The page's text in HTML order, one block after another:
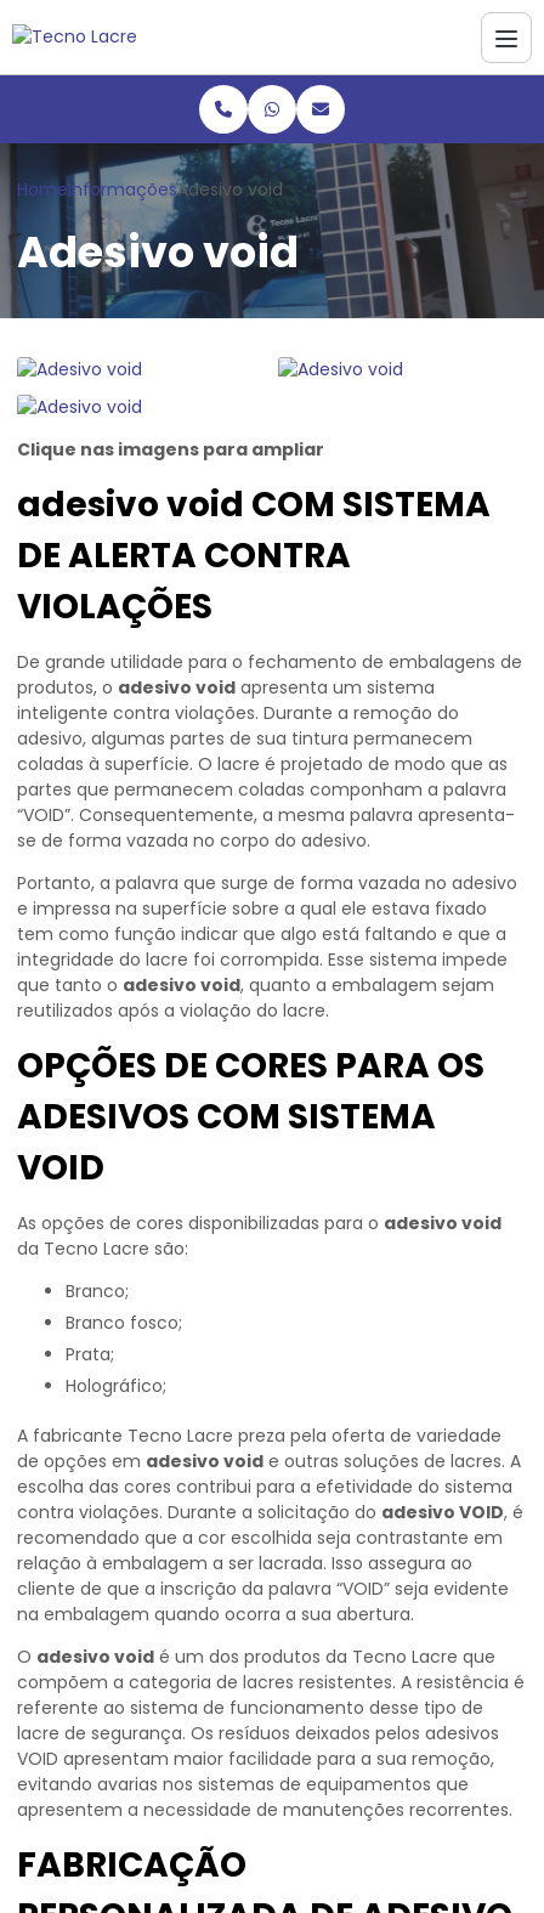
HomeInformaçõesAdesivo void
Adesivo void
Clique nas imagens para ampliar
adesivo void COM SISTEMA
DE ALERTA CONTRA
VIOLAÇÕES
De grande utilidade para o fechamento de embalagens de
produtos, o adesivo void apresenta um sistema
inteligente contra violações. Durante a remoção do
adesivo, algumas partes de sua tintura permanecem
coladas à superfície. O lacre é projetado de modo que as
partes que permanecem coladas componham a palavra
“VOID”. Consequentemente, a mesma palavra apresenta-
se de forma vazada no corpo do adesivo.
Portanto, a palavra que surge de forma vazada no adesivo
e impressa na superfície sobre a qual ele estava fixado
tem como função indicar que algo está faltando e que a
integridade do lacre foi corrompida. Esse sistema impede
que tanto o adesivo void, quanto a embalagem sejam
reutilizados após a violação do lacre.
OPÇÕES DE CORES PARA OS
ADESIVOS COM SISTEMA
VOID
As opções de cores disponibilizadas para o adesivo void
da Tecno Lacre são:
Branco;
Branco fosco;
Prata;
Holográfico;
A fabricante Tecno Lacre preza pela oferta de variedade
de opções em adesivo void e outras soluções de lacres. A
escolha das cores contribui para a efetividade do sistema
contra violações. Durante a solicitação do adesivo VOID, é
recomendado que a cor escolhida seja contrastante em
relação à embalagem a ser lacrada. Isso assegura ao
cliente de que a inscrição da palavra “VOID” seja evidente
na embalagem quando ocorra a sua abertura.
O adesivo void é um dos produtos da Tecno Lacre que
compõem a categoria de lacres resistentes. A resistência é
referente ao sistema de funcionamento desse tipo de
lacre de segurança. Os resíduos deixados pelos adesivos
VOID apresentam maior facilidade para a sua remoção,
evitando avarias nos sistemas de equipamentos que
apresentem a necessidade de manutenções recorrentes.
FABRICAÇÃO